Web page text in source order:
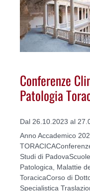
Conferenze
Patologia
Dal 26.10.2023 al
Anno Accademico
Studi di
Patologica, Malattie
ToracicaCorso di
Specialistica